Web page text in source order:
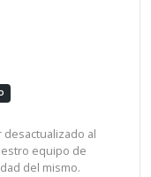
al
equipo de
del mismo.